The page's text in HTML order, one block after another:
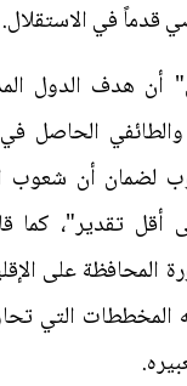
قدماً في الاستقلال.
هدف الدول
والطائفي الحاصل
لضمان أن شعوب
أقل تقدير"، كما
المحافظة على
التي